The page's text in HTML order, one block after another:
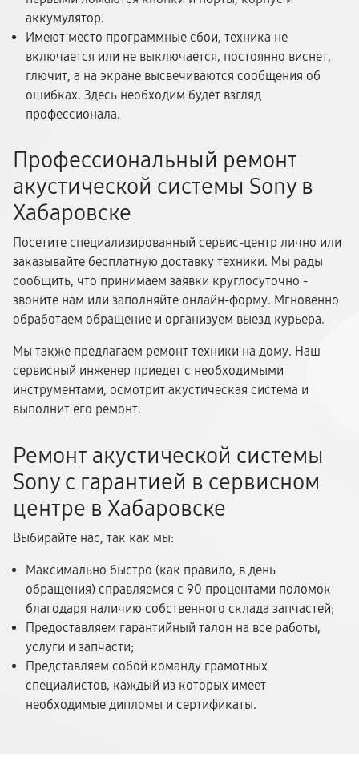
аккумулятор.
Имеют место программные сбои, техника не
включается или не выключается, постоянно виснет,
глючит, а на экране высвечиваются сообщения об
ошибках. Здесь необходим будет взгляд
профессионала.
Профессиональный ремонт
акустической системы Sony в
Хабаровске
Посетите специализированный сервис-центр лично или
заказывайте бесплатную доставку техники. Мы рады
сообщить, что принимаем заявки круглосуточно -
звоните нам или заполняйте онлайн-форму. Мгновенно
обработаем обращение и организуем выезд курьера.
Мы также предлагаем ремонт техники на дому. Наш
сервисный инженер приедет с необходимыми
инструментами, осмотрит акустическая система и
выполнит его ремонт.
Ремонт акустической системы
Sony с гарантией в сервисном
центре в Хабаровске
Выбирайте нас, так как мы:
Максимально быстро (как правило, в день
обращения) справляемся с 90 процентами поломок
благодаря наличию собственного склада запчастей;
Предоставляем гарантийный талон на все работы,
услуги и запчасти;
Представляем собой команду грамотных
специалистов, каждый из которых имеет
необходимые дипломы и сертификаты.